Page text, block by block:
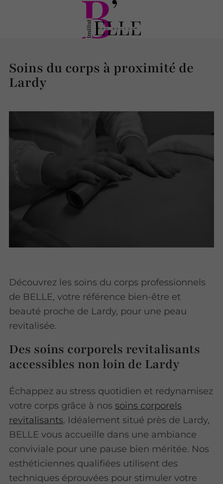
Soins du corps à proximité de
Lardy
Découvrez les soins du corps professionnels
de BELLE, votre référence bien-être et
beauté proche de Lardy, pour une peau
revitalisée.
Des soins corporels revitalisants
accessibles non loin de Lardy
Échappez au stress quotidien et redynamisez
votre corps grâce à nos soins corporels
revitalisants. Idéalement situé près de Lardy,
BELLE vous accueille dans une ambiance
conviviale pour une pause bien méritée. Nos
esthéticiennes qualifiées utilisent des
techniques éprouvées pour stimuler votre